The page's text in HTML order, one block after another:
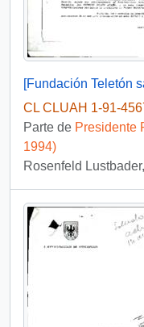
CL CLUAH 1-91-
Parte de Presidente
1994)
Rosenfeld